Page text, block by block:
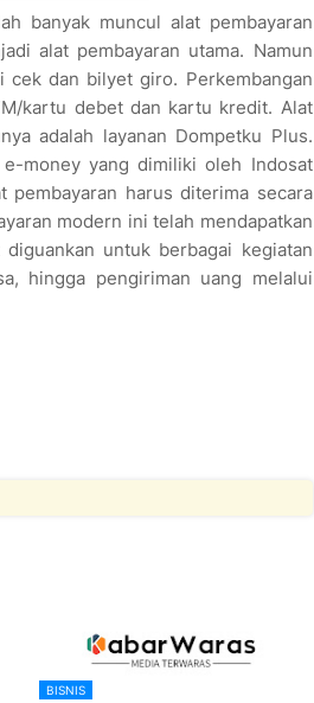
banyak muncul alat pembayaran
alat pembayaran utama. Namun
cek dan bilyet giro. Perkembangan
kartu debet dan kartu kredit. Alat
adalah layanan Dompetku Plus.
money yang dimiliki oleh Indosat
pembayaran harus diterima secara
modern ini telah mendapatkan
untuk berbagai kegiatan
hingga pengiriman uang melalui
BISNIS